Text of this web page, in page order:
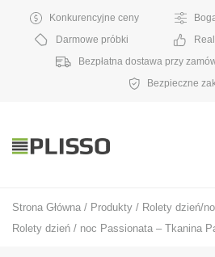
Konkurencyjne ceny
Darmowe próbki
Bezpłatna dostawa przy
Bezpieczne
Strona Główna / Produkty / Rolety dzień/
Rolety dzień / noc Passionata – Tkanina